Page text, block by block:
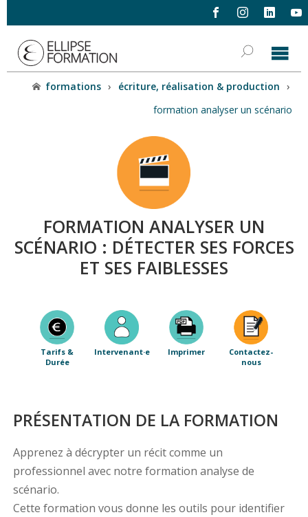
formations › écriture, réalisation & production ›
formation analyser un scénario
FORMATION ANALYSER UN
SCÉNARIO : DÉTECTER SES FORCES
ET SES FAIBLESSES
Tarifs &
Durée
Intervenant·e Imprimer
Contactez-
nous
PRÉSENTATION DE LA FORMATION
Apprenez à décrypter un récit comme un
professionnel avec notre formation analyse de
scénario.
Cette formation vous donne les outils pour identifier